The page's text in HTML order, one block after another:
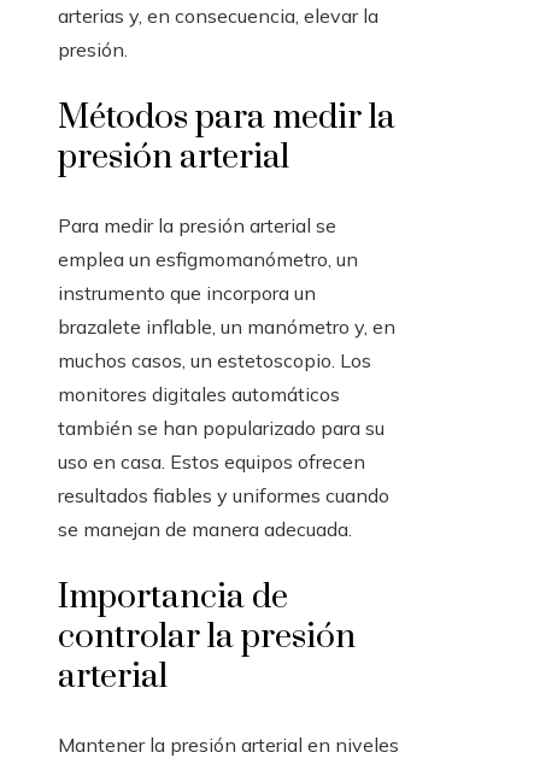
arterias y, en consecuencia, elevar la
presión.
Métodos para medir la
presión arterial
Para medir la presión arterial se
emplea un esfigmomanómetro, un
instrumento que incorpora un
brazalete inflable, un manómetro y, en
muchos casos, un estetoscopio. Los
monitores digitales automáticos
también se han popularizado para su
uso en casa. Estos equipos ofrecen
resultados fiables y uniformes cuando
se manejan de manera adecuada.
Importancia de
controlar la presión
arterial
Mantener la presión arterial en niveles